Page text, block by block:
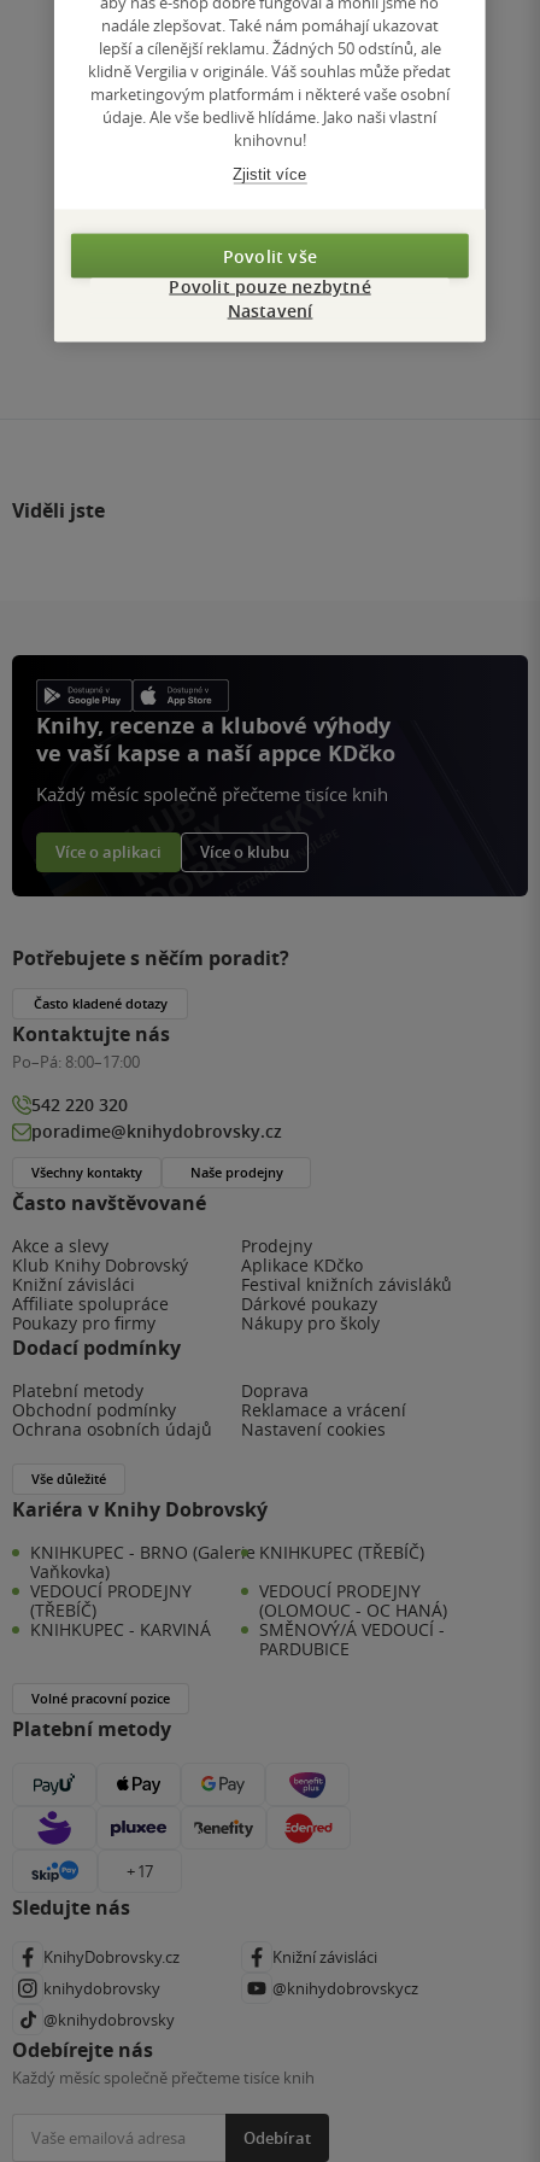
Koupit
Uložit do seznamu
Nahoru
Zobrazeno 3 z 3
1
/ 1
Viděli jste
Knihy, recenze a klubové výhody
ve vaší kapse a naší appce KDčko
Každý měsíc společně přečteme tisíce knih
Více o aplikaci Více o klubu
Často navštěvované
Akce a slevy
Prodejny
Klub Knihy Dobrovský
Aplikace KDčko
Knižní závisláci
Festival knižních závisláků
Affiliate spolupráce
Dárkové poukazy
Poukazy pro firmy
Nákupy pro školy
Dodací podmínky
Platební metody
Doprava
Obchodní podmínky
Reklamace a vrácení
Ochrana osobních údajů
Nastavení cookies
Vše důležité
Kariéra v Knihy Dobrovský
KNIHKUPEC - BRNO (Galerie
Vaňkovka)
KNIHKUPEC (TŘEBÍČ)
VEDOUCÍ PRODEJNY
(TŘEBÍČ)
VEDOUCÍ PRODEJNY
(OLOMOUC - OC HANÁ)
KNIHKUPEC - KARVINÁ
SMĚNOVÝ/Á VEDOUCÍ -
PARDUBICE
Volné pracovní pozice
Platební metody
+ 17
Sledujte nás
KnihyDobrovsky.cz
Knižní závisláci
knihydobrovsky
@knihydobrovskycz
@knihydobrovsky
Odebírejte nás
Každý měsíc společně přečteme tisíce knih
Odebírat
Potřebujete s něčím poradit?
Často kladené dotazy
Kontaktujte nás
Po–Pá: 8:00–17:00
542 220 320
poradime@knihydobrovsky.cz
Všechny kontakty Naše prodejny
nadále zlepšovat. Také nám pomáhají ukazovat
lepší a cílenější reklamu. Žádných 50 odstínů, ale
klidně Vergilia v originále. Váš souhlas může předat
marketingovým platformám i některé vaše osobní
údaje. Ale vše bedlivě hlídáme. Jako naši vlastní
knihovnu!
Zjistit více
Povolit vše
Povolit pouze nezbytné
Nastavení